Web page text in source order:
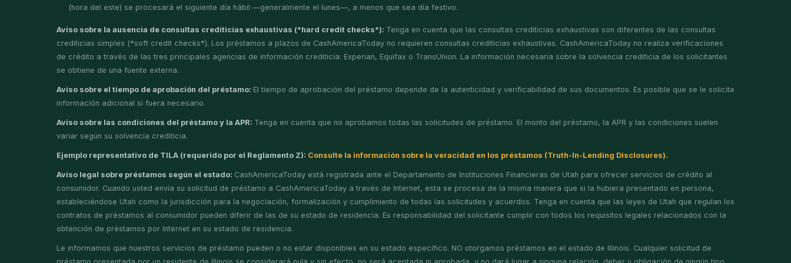
(hora del este) se procesará el siguiente día hábil —generalmente el lunes—, a menos que sea día festivo.
Aviso sobre la ausencia de consultas crediticias exhaustivas (*hard credit checks*): Tenga en cuenta que las consultas crediticias exhaustivas son diferentes de las consultas
crediticias simples (*soft credit checks*). Los préstamos a plazos de CashAmericaToday no requieren consultas crediticias exhaustivas. CashAmericaToday no realiza verificaciones
de crédito a través de las tres principales agencias de información crediticia: Experian, Equifax o TransUnion. La información necesaria sobre la solvencia crediticia de los solicitantes
se obtiene de una fuente externa.
Aviso sobre el tiempo de aprobación del préstamo: El tiempo de aprobación del préstamo depende de la autenticidad y verificabilidad de sus documentos. Es posible que se le solicite
información adicional si fuera necesario.
Aviso sobre las condiciones del préstamo y la APR: Tenga en cuenta que no aprobamos todas las solicitudes de préstamo. El monto del préstamo, la APR y las condiciones suelen
variar según su solvencia crediticia.
Ejemplo representativo de TILA (requerido por el Reglamento Z): Consulte la información sobre la veracidad en los préstamos (Truth-In-Lending Disclosures).
Aviso legal sobre préstamos según el estado: CashAmericaToday está registrada ante el Departamento de Instituciones Financieras de Utah para ofrecer servicios de crédito al
consumidor. Cuando usted envía su solicitud de préstamo a CashAmericaToday a través de Internet, esta se procesa de la misma manera que si la hubiera presentado en persona,
estableciéndose Utah como la jurisdicción para la negociación, formalización y cumplimiento de todas las solicitudes y acuerdos. Tenga en cuenta que las leyes de Utah que regulan los
contratos de préstamos al consumidor pueden diferir de las de su estado de residencia. Es responsabilidad del solicitante cumplir con todos los requisitos legales relacionados con la
obtención de préstamos por Internet en su estado de residencia.
Le informamos que nuestros servicios de préstamo pueden o no estar disponibles en su estado específico. NO otorgamos préstamos en el estado de Illinois. Cualquier solicitud de